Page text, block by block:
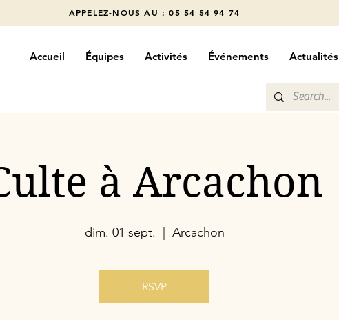
APPELEZ-NOUS AU : 05 54 54 94 74
Accueil Équipes Activités Événements Actualités
à Arcachon
dim. 01 sept. Arcachon
RSVP